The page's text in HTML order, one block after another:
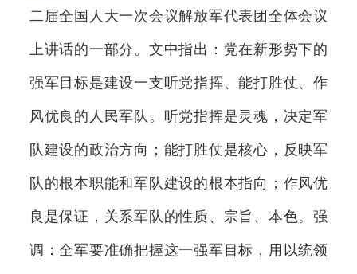
二届全国人大一次会议解放军代表团全体会议
上讲话的一部分。文中指出：党在新形势下的
强军目标是建设一支听党指挥、能打胜仗、作
风优良的人民军队。听党指挥是灵魂，决定军
队建设的政治方向；能打胜仗是核心，反映军
队的根本职能和军队建设的根本指向；作风优
良是保证，关系军队的性质、宗旨、本色。强
调：全军要准确把握这一强军目标，用以统领